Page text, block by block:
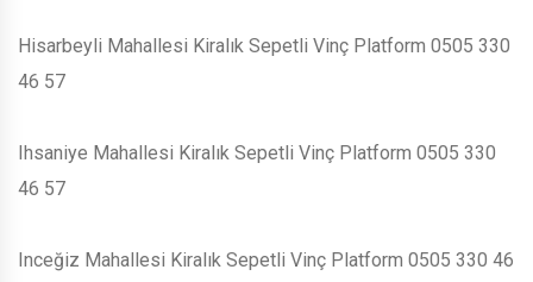
Hisarbeyli Mahallesi Kiralık Sepetli Vinç Platform 0505 330
46 57
Ihsaniye Mahallesi Kiralık Sepetli Vinç Platform 0505 330
46 57
Inceğiz Mahallesi Kiralık Sepetli Vinç Platform 0505 330 46